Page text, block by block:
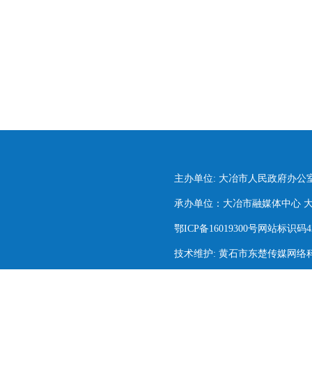
主办单位: 大冶市人民政府办公
承办单位：大冶市融媒体中心
鄂ICP备16019300号网站标识码
技术维护: 黄石市东楚传媒网络